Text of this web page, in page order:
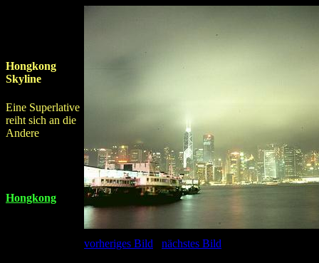
Hongkong
Skyline
Eine Superlative
reiht sich an die
Andere
Hongkong
vorheriges Bild nächstes Bild